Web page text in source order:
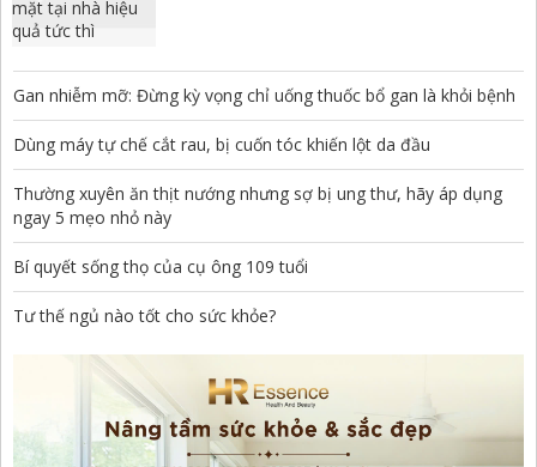
Gan nhiễm mỡ: Đừng kỳ vọng chỉ uống thuốc bổ gan là khỏi bệnh
Dùng máy tự chế cắt rau, bị cuốn tóc khiến lột da đầu
Thường xuyên ăn thịt nướng nhưng sợ bị ung thư, hãy áp dụng
ngay 5 mẹo nhỏ này
Bí quyết sống thọ của cụ ông 109 tuổi
Tư thế ngủ nào tốt cho sức khỏe?